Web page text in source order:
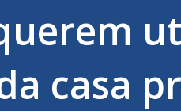
casa